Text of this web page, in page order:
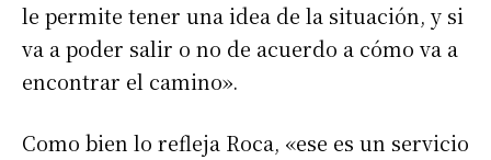
le permite tener una idea de la situación, y si
va a poder salir o no de acuerdo a cómo va a
encontrar el camino».
Como bien lo refleja Roca, «ese es un servicio